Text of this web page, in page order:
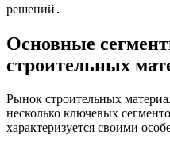
решений․
Основные
строительных
Рынок строительных
несколько ключевых
характеризуется своими